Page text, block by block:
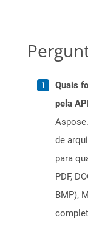
Quais
pela
de
para
PDF,
BMP),